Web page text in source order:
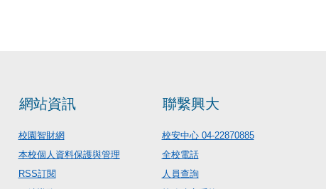
網站資訊
校園智財網
本校個人資料保護與管理
RSS訂閱
聯繫興大
校安中心 04-22870885
全校電話
人員查詢